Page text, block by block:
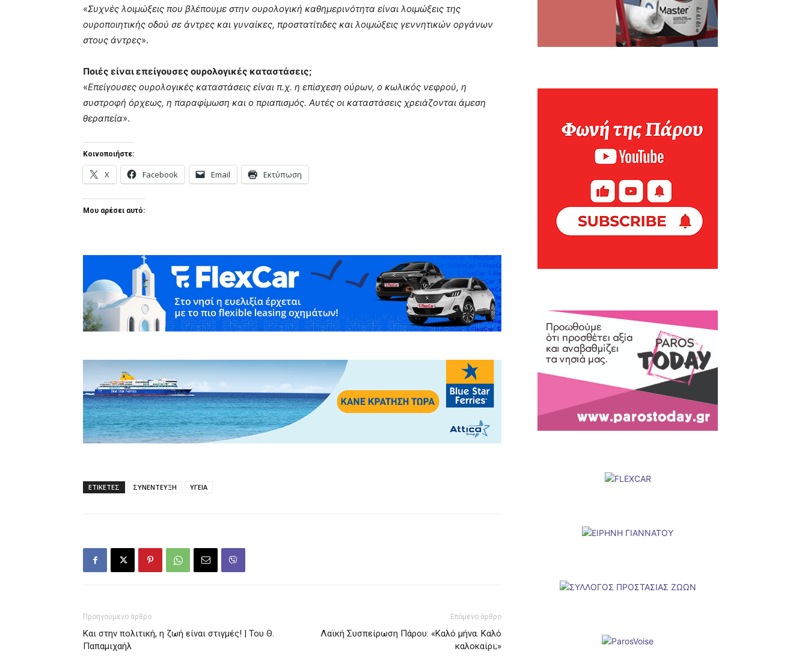
«Συχνές λοιμώξεις που βλέπουμε στην ουρολογική καθημερινότητα είναι λοιμώξεις της
ουροποιητικής οδού σε άντρες και γυναίκες, προστατίτιδες και λοιμώξεις γεννητικών οργάνων
στους άντρες».
Ποιές είναι επείγουσες ουρολογικές καταστάσεις;
«Επείγουσες ουρολογικές καταστάσεις είναι π.χ. η επίσχεση ούρων, ο κωλικός νεφρού, η
συστροφή όρχεως, η παραφίμωση και ο πριαπισμός. Αυτές οι καταστάσεις χρειάζονται άμεση
θεραπεία».
Κοινοποιήστε:
X Facebook Email Εκτύπωση
Μου αρέσει αυτό:
ΕΤΙΚΕΤΕΣ ΣΥΝΕΝΤΕΥΞΗ ΥΓΕΙΑ
Προηγούμενο άρθρο
Και στην πολιτική, η ζωή είναι στιγμές! | Του Θ.
Παπαμιχαήλ
Επόμενο άρθρο
Λαϊκή Συσπείρωση Πάρου: «Καλό μήνα. Καλό
καλοκαίρι;»